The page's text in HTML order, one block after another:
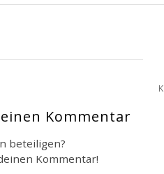
Kommentar
beteiligen?
Kommentar!